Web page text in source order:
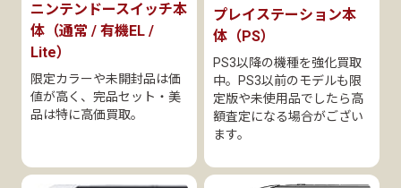
ニンテンドースイッチ本
体（通常 / 有機EL /
Lite）
限定カラーや未開封品は価
値が高く、完品セット・美
品は特に高価買取。
プレイステーション本
体（PS）
PS3以降の機種を強化買取
中。PS3以前のモデルも限
定版や未使用品でしたら高
額査定になる場合がござい
ます。